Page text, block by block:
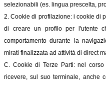
selezionabili (es. lingua prescelta,
2. Cookie di profilazione: i cookie di
di creare un profilo per l'utente
comportamento durante la
mirati finalizzata ad attività di direct
C. Cookie di Terze Parti: nel
ricevere, sul suo terminale, anche